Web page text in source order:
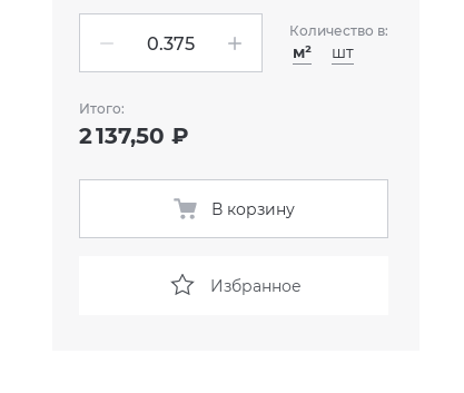
Количество в:
м² шт
Итого:
2 137,50 ₽
В корзину
Избранное